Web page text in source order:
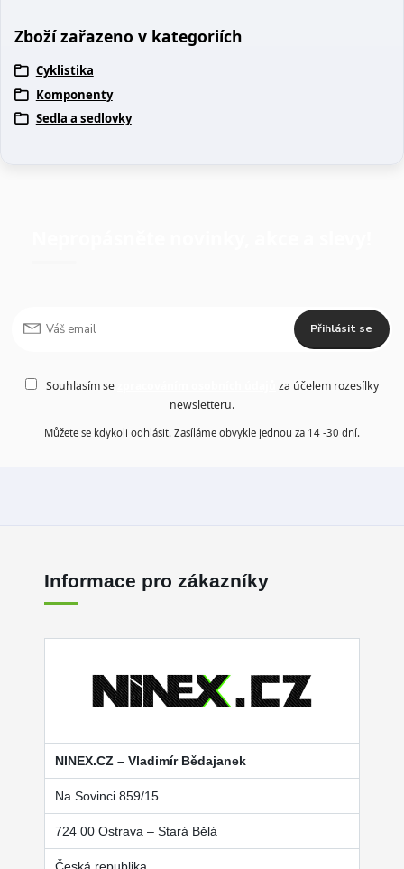
Zboží zařazeno v kategoriích
Cyklistika
Komponenty
Sedla a sedlovky
Přihlásit se
Souhlasím se
za účelem rozesílky
newsletteru.
Můžete se kdykoli odhlásit. Zasíláme obvykle jednou za 14 -30 dní.
Informace pro zákazníky
NINEX.CZ – Vladimír Bědajanek
Na Sovinci 859/15
724 00 Ostrava – Stará Bělá